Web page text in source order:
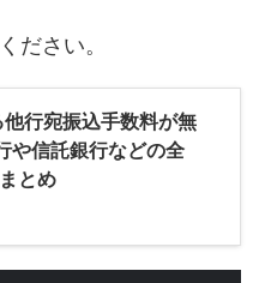
ださい。
行宛振込手数料が無
や信託銀行などの全
とめ